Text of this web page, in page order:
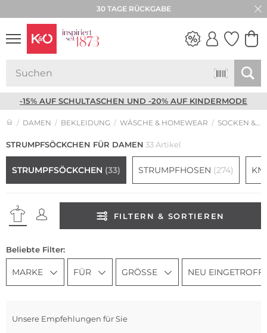
30 TAGE RÜCKGABE
-15% AUF SCHULTASCHEN UND -20% AUF KINDERMODE
DAMEN BEKLEIDUNG WÄSCHE & HOMEWEAR SOCKEN & STRÜMPFE
STRUMPFSÖCKCHEN FÜR DAMEN 33 Artikel
STRUMPFSÖCKCHEN (33) STRUMPFHOSEN (274)
FILTERN & SORTIEREN
Beliebte Filter:
MARKE FÜR GRÖSSE NEU
Unsere Empfehlungen für Sie
Multi Pack